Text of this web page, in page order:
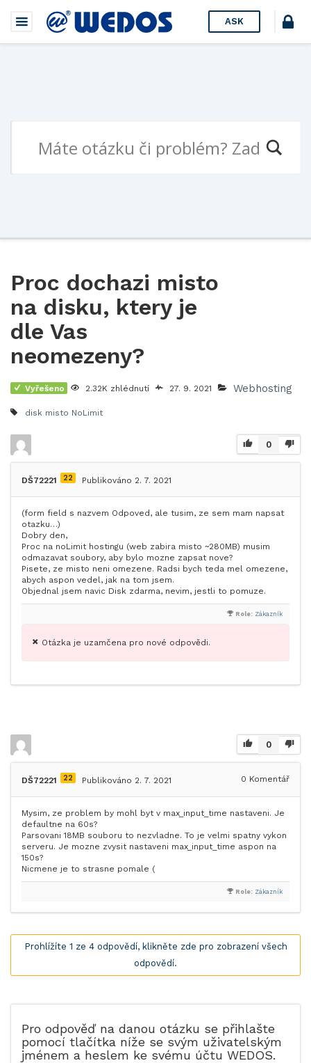
ASK
Proc dochazi misto
na disku, ktery je
dle Vas
neomezeny?
Vyřešeno 2.32K zhlédnutí 27. 9. 2021 Webhosting
disk misto NoLimit
0
DŠ72221 22 Publikováno 2. 7. 2021
(form field s nazvem Odpoved, ale tusim, ze sem mam napsat
otazku…)
Dobry den,
Proc na noLimit hostingu (web zabira misto ~280MB) musim
odmazavat soubory, aby bylo mozne zapsat nove?
Pisete, ze misto neni omezene. Radsi bych teda mel omezene,
abych aspon vedel, jak na tom jsem.
Objednal jsem navic Disk zdarma, nevim, jestli to pomuze.
Role: Zákazník
Otázka je uzamčena pro nové odpovědi.
0
DŠ72221 22 Publikováno 2. 7. 2021 0 Komentář
Mysim, ze problem by mohl byt v max_input_time nastaveni. Je
defaultne na 60s?
Parsovani 18MB souboru to nezvladne. To je velmi spatny vykon
serveru. Je mozne zvysit nastaveni max_input_time aspon na
150s?
Nicmene je to strasne pomale (
Role: Zákazník
Prohlížíte 1 ze 4 odpovědí, klikněte zde pro zobrazení všech
odpovědí.
Pro odpověď na danou otázku se přihlašte
pomocí tlačítka níže se svým uživatelským
jménem a heslem ke svému účtu WEDOS.